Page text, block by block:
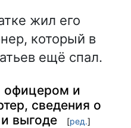
жил его
который в
ещё спал.
офицером и
сведения о
выгоде
[ред.]